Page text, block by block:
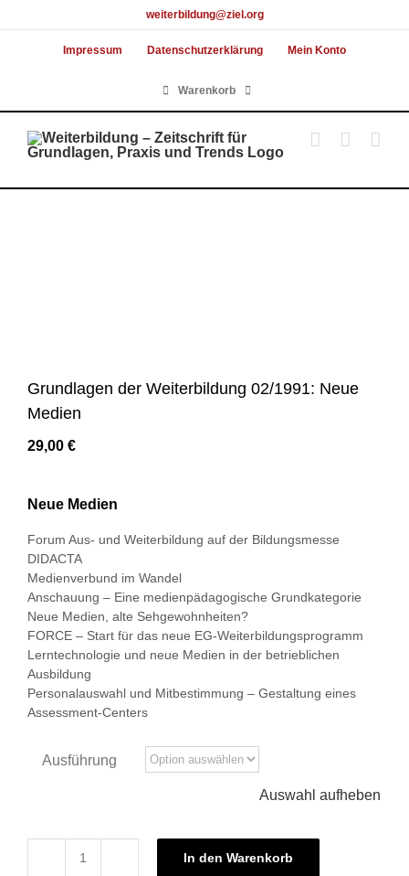
to
weiterbildung@ziel.org
Impressum Datenschutzerklärung Mein Konto
Warenkorb
Grundlagen der Weiterbildung 02/1991: Neue
Medien
29,00 €
Neue Medien
Forum Aus- und Weiterbildung auf der Bildungsmesse
DIDACTA
Medienverbund im Wandel
Anschauung – Eine medienpädagogische Grundkategorie
Neue Medien, alte Sehgewohnheiten?
FORCE – Start für das neue EG-Weiterbildungsprogramm
Lerntechnologie und neue Medien in der betrieblichen
Ausbildung
Personalauswahl und Mitbestimmung – Gestaltung eines
Assessment-Centers
Ausführung
Auswahl aufheben
Grundlagen
In den Warenkorb